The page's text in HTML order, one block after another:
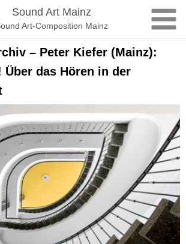
Sound Art Mainz
Art-Composition Mainz
– Peter Kiefer (Mainz):
Über das Hören in der